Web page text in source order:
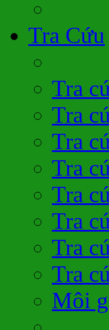
Tra Cứu
Tra
Tra
Tra
Tra
Tra
Tra
Tra
Tra
Môi